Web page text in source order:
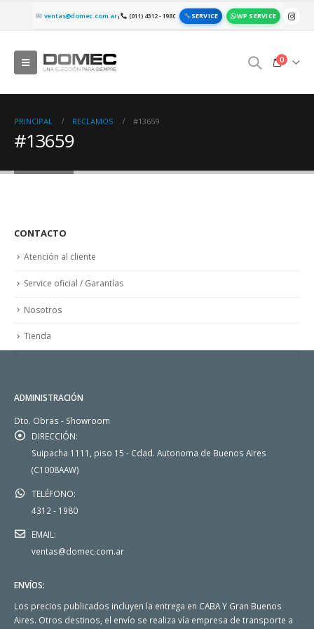
ventas@domec.com.ar| (011) 4312 - 1980 SERVICE WP SERVICE
0
PRINCIPAL RECLAMOS #13659
#13659
CONTACTO
Atención al cliente
Service oficial / Garantías
Nosotros
Tienda
ADMINISTRACIÓN
Dto. Obras - Showroom
DIRECCIÓN:
Suipacha 1111, piso 15 - Cdad. Autonoma de Buenos Aires
(C1008AAW)
TELÉFONO:
4312 - 1980
EMAIL:
ventas@domec.com.ar
ENVÍOS:
Los precios publicados incluyen la entrega en CABA Y Gran Buenos
Aires. Otros destinos, el envío se realiza vía empresa de transporte a